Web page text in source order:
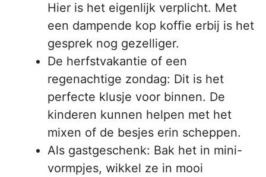
Hier is het eigenlijk verplicht. Met
een dampende kop koffie erbij is het
gesprek nog gezelliger.
De herfstvakantie of een
regenachtige zondag: Dit is het
perfecte klusje voor binnen. De
kinderen kunnen helpen met het
mixen of de besjes erin scheppen.
Als gastgeschenk: Bak het in mini-
vormpjes, wikkel ze in mooi